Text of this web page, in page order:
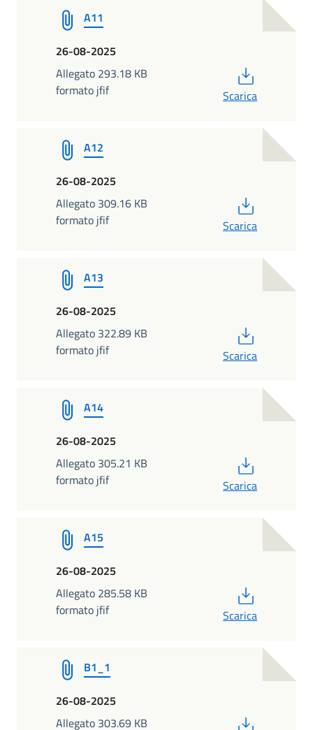
A11
26-08-2025
Allegato 293.18 KB
formato jfif
Scarica
A12
26-08-2025
Allegato 309.16 KB
formato jfif
Scarica
A13
26-08-2025
Allegato 322.89 KB
formato jfif
Scarica
A14
26-08-2025
Allegato 305.21 KB
formato jfif
Scarica
A15
26-08-2025
Allegato 285.58 KB
formato jfif
Scarica
B1_1
26-08-2025
Allegato 303.69 KB